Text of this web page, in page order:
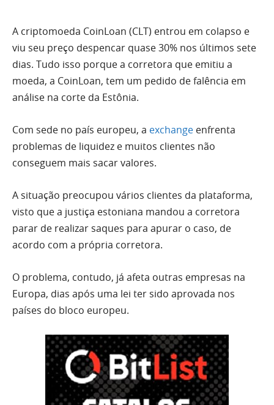
A criptomoeda CoinLoan (CLT) entrou em colapso e
viu seu preço despencar quase 30% nos últimos sete
dias. Tudo isso porque a corretora que emitiu a
moeda, a CoinLoan, tem um pedido de falência em
análise na corte da Estônia.
Com sede no país europeu, a exchange enfrenta
problemas de liquidez e muitos clientes não
conseguem mais sacar valores.
A situação preocupou vários clientes da plataforma,
visto que a justiça estoniana mandou a corretora
parar de realizar saques para apurar o caso, de
acordo com a própria corretora.
O problema, contudo, já afeta outras empresas na
Europa, dias após uma lei ter sido aprovada nos
países do bloco europeu.